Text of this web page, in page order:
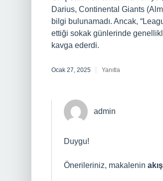
Darius, Continental Giants
bilgi bulunamadı. Ancak,
ettiği sokak günlerinde
kavga ederdi.
Ocak 27, 2025 Yanıtla
admin
Duygu!
Önerileriniz, makalenin